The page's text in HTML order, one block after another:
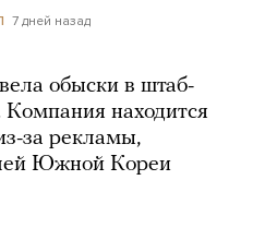
7 дней назад
обыски в штаб-
Компания находится
за рекламы,
Южной Кореи